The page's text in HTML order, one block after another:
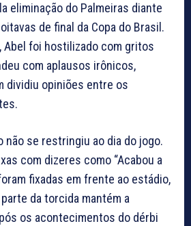
eliminação do Palmeiras diante
de final da Copa do Brasil.
Abel foi hostilizado com gritos
com aplausos irônicos,
dividiu opiniões entre os
não se restringiu ao dia do jogo.
com dizeres como “Acabou a
foram fixadas em frente ao estádio,
da torcida mantém a
os acontecimentos do dérbi